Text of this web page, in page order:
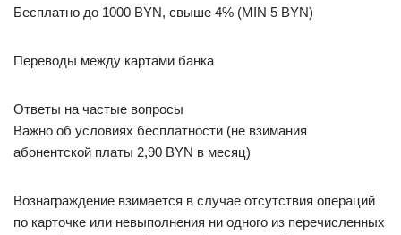
Бесплатно до 1000 BYN, свыше 4% (MIN 5 BYN)
Переводы между картами банка
Ответы на частые вопросы
Важно об условиях бесплатности (не взимания
абонентской платы 2,90 BYN в месяц)
Вознаграждение взимается в случае отсутствия операций
по карточке или невыполнения ни одного из перечисленных